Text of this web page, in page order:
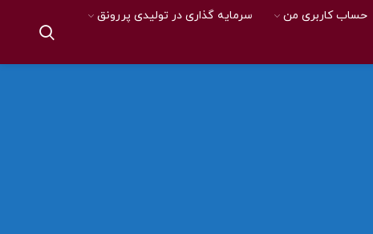
حساب کاربری من سرمایه گذاری در تولیدی پررونق